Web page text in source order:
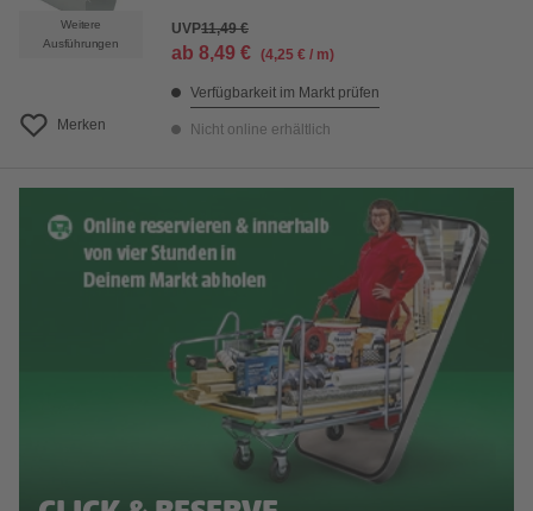
Weitere
Ausführungen
Merken
UVP11,49 €
ab 8,49 € (4,25 € / m)
Verfügbarkeit im Markt prüfen
Nicht online erhältlich